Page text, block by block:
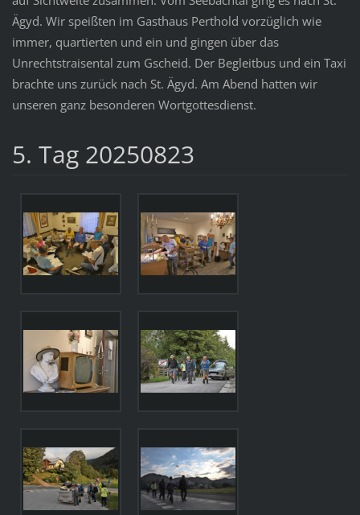
Ägyd. Wir speißten im Gasthaus Perthold vorzüglich wie
immer, quartierten und ein und gingen über das
Unrechtstraisental zum Gscheid. Der Begleitbus und ein Taxi
brachte uns zurück nach St. Ägyd. Am Abend hatten wir
unseren ganz besonderen Wortgottesdienst.
5. Tag 20250823